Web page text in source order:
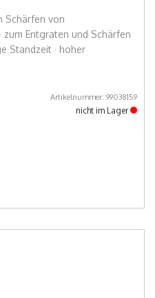
Schärfen von
zum Entgraten und Schärfen
Standzeit · hoher
Artikelnummer: 99038159
nicht im Lager